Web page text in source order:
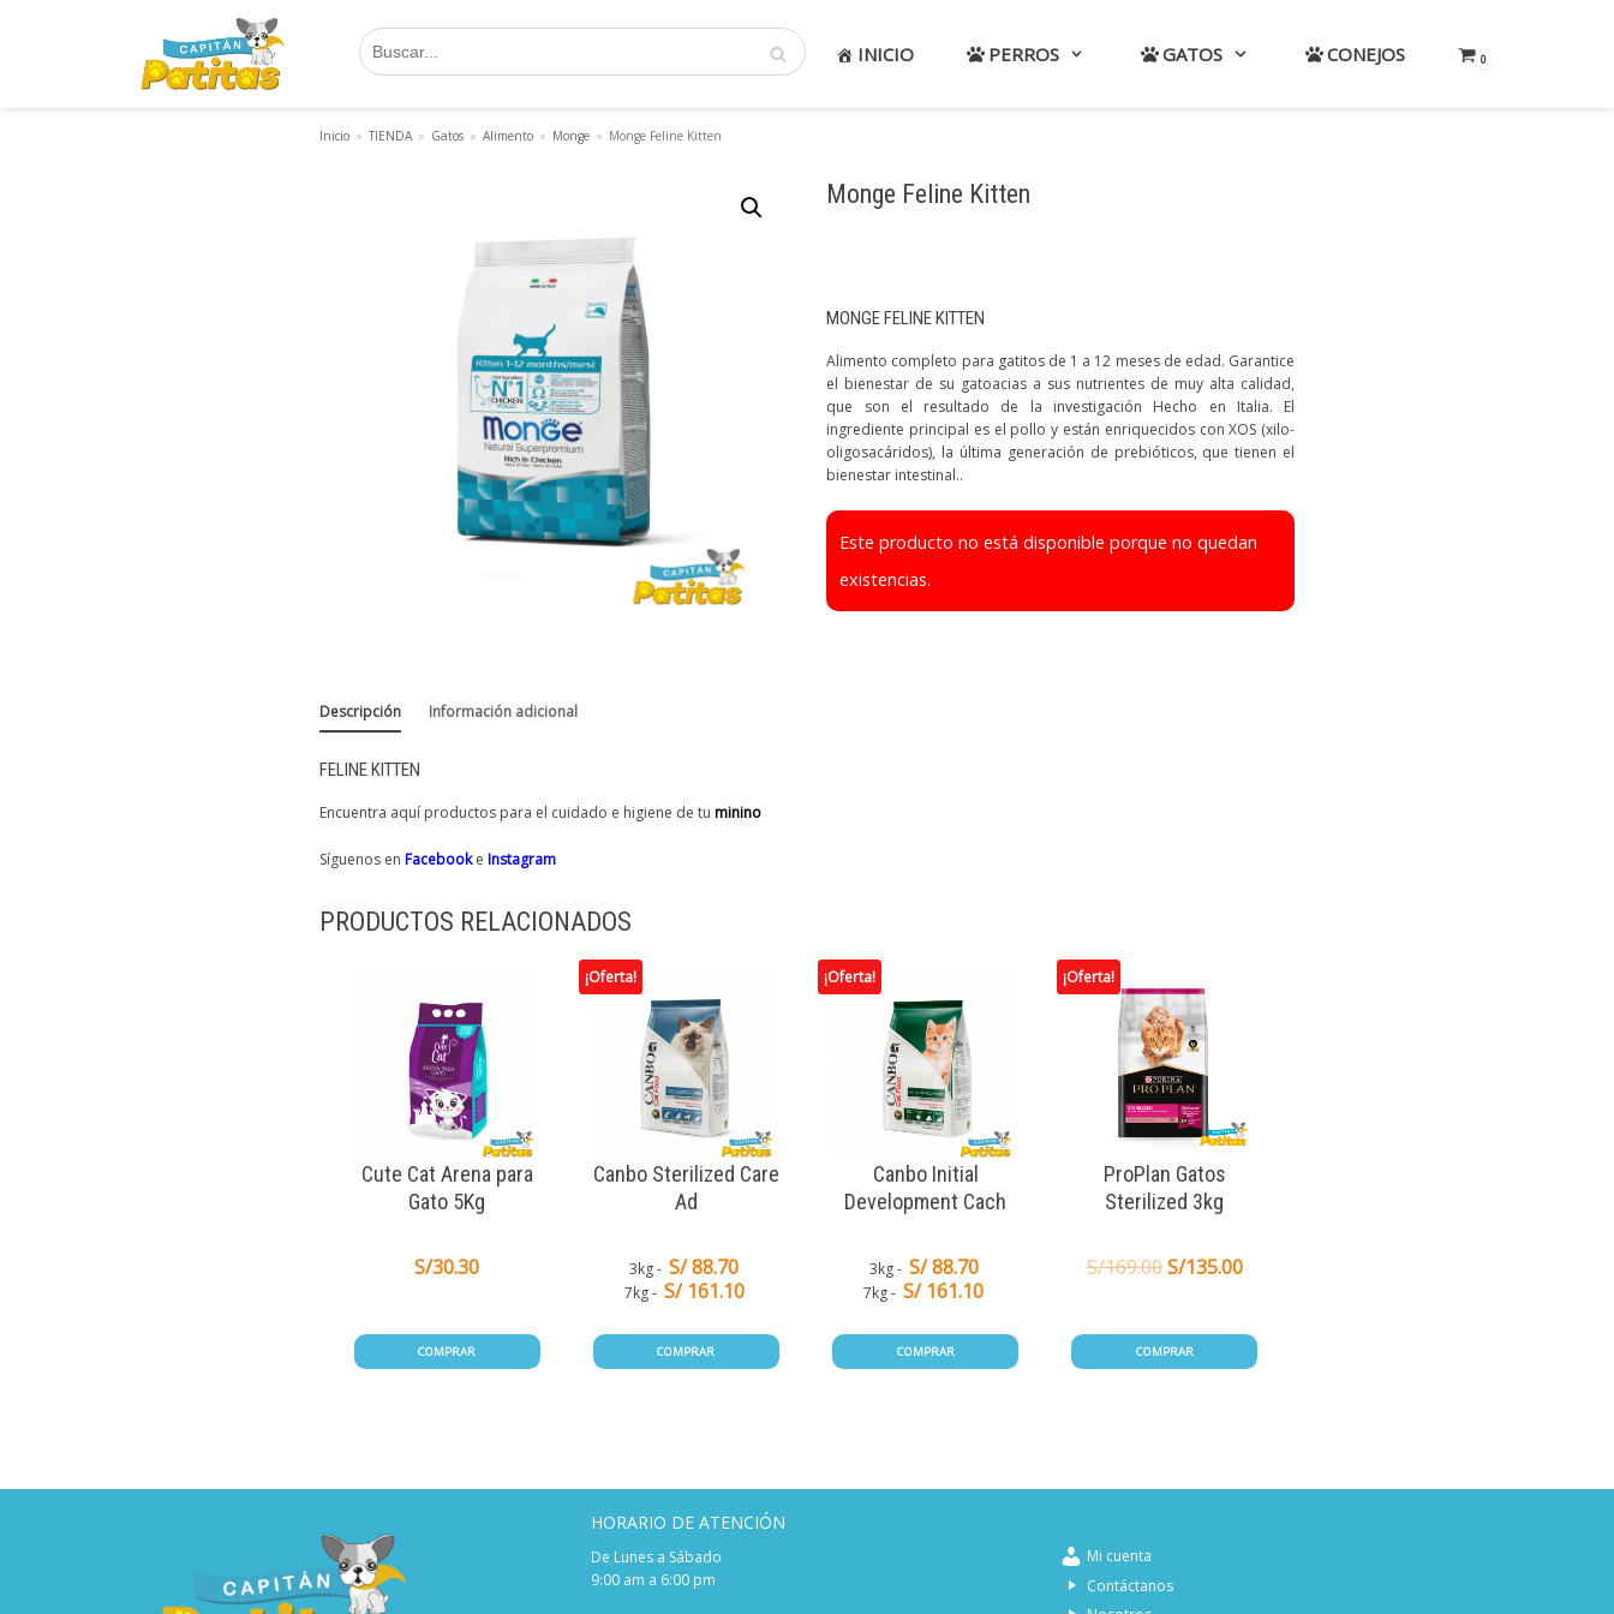
INICIO PERROS GATOS CONEJOS 0
Inicio » TIENDA » Gatos » Alimento » Monge » Monge Feline Kitten
Monge Feline Kitten
MONGE FELINE KITTEN
Alimento completo para gatitos de 1 a 12 meses de edad. Garantice
el bienestar de su gatoacias a sus nutrientes de muy alta calidad,
que son el resultado de la investigación Hecho en Italia. El
ingrediente principal es el pollo y están enriquecidos con XOS (xilo-
oligosacáridos), la última generación de prebióticos, que tienen el
bienestar intestinal..
Este producto no está disponible porque no quedan
existencias.
Descripción Información adicional
FELINE KITTEN
Encuentra aquí productos para el cuidado e higiene de tu minino
Síguenos en Facebooke Instagram
PRODUCTOS RELACIONADOS
Cute Cat Arena para
Gato 5Kg
S/30.30
COMPRAR
¡Oferta!
Canbo Sterilized Care
Ad
3kg S/ 88.70
7kg S/ 161.10
COMPRAR
¡Oferta!
Canbo Initial
Development Cach
3kg S/ 88.70
7kg S/ 161.10
COMPRAR
¡Oferta!
ProPlan Gatos
Sterilized 3kg
S/169.00S/135.00
COMPRAR
HORARIO DE ATENCIÓN
De Lunes a Sábado
9:00 am a 6:00 pm
Mi cuenta
Contáctanos